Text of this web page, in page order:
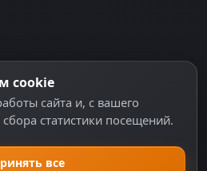
данных
cookie
сайта и, с вашего
статистики посещений.
все